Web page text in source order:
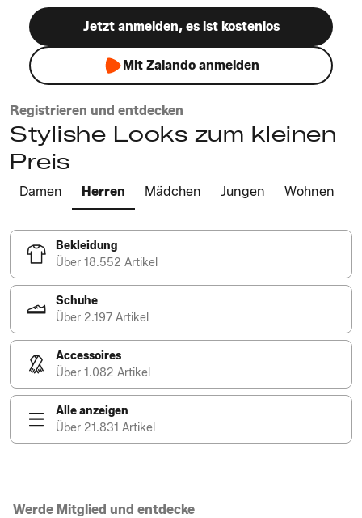
Jetzt anmelden, es ist kostenlos
Mit Zalando anmelden
Registrieren und entdecken
Stylishe Looks zum kleinen
Preis
Damen Herren Mädchen Jungen Wohnen
Bekleidung
Über 18.552 Artikel
Schuhe
Über 2.197 Artikel
Accessoires
Über 1.082 Artikel
Alle anzeigen
Über 21.831 Artikel
Werde Mitglied und entdecke